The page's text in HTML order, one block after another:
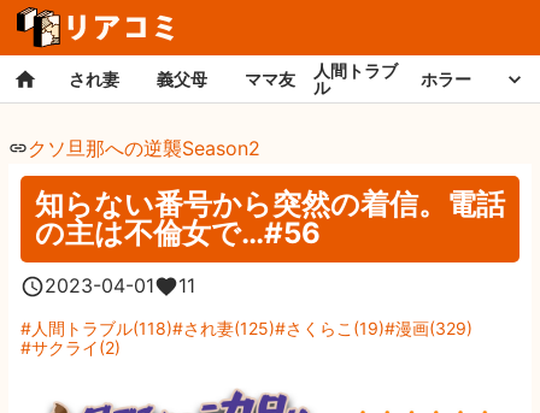
され妻 義父母 ママ友
人間トラブ
ル
ホラー
クソ旦那への逆襲Season2
知らない番号から突然の着信。電話
の主は不倫女で…#56
2023-04-01 11
人間トラブル(118) され妻(125) さくらこ (19) 漫画(329)
サクライ(2)